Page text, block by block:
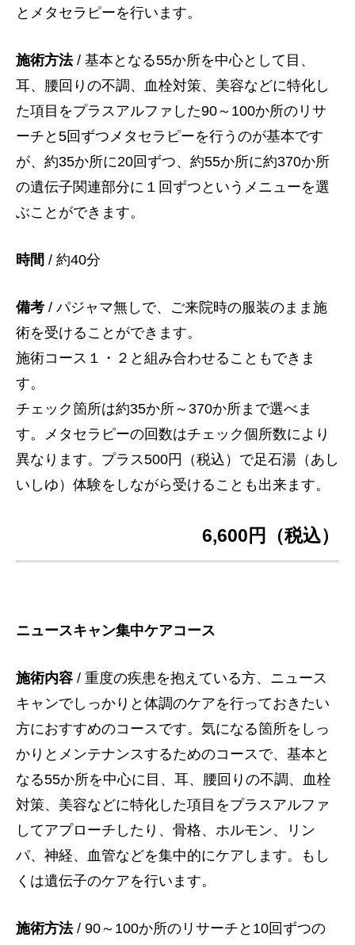
とメタセラピーを行います。
施術方法/ 基本となる55か所を中心として目、
耳、腰回りの不調、血栓対策、美容などに特化し
た項目をプラスアルファした90～100か所のリサ
ーチと5回ずつメタセラピーを行うのが基本です
が、約35か所に20回ずつ、約55か所に約370か所
の遺伝子関連部分に１回ずつというメニューを選
ぶことができます。
時間 / 約40分
備考 / パジャマ無しで、ご来院時の服装のまま施
術を受けることができます。
施術コース１・２と組み合わせることもできま
す。
チェック箇所は約35か所～370か所まで選べま
す。メタセラピーの回数はチェック個所数により
異なります。プラス500円（税込）で足石湯（あし
いしゆ）体験をしながら受けることも出来ます。
6,600円（税込）
ニュースキャン集中ケアコース
施術内容 / 重度の疾患を抱えている方、ニュース
キャンでしっかりと体調のケアを行っておきたい
方におすすめのコースです。気になる箇所をしっ
かりとメンテナンスするためのコースで、基本と
なる55か所を中心に目、耳、腰回りの不調、血栓
対策、美容などに特化した項目をプラスアルファ
してアプローチしたり、骨格、ホルモン、リン
パ、神経、血管などを集中的にケアします。もし
くは遺伝子のケアを行います。
施術方法/ 90～100か所のリサーチと10回ずつの